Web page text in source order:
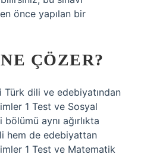
önce yapılan bir
ÇÖZER?
dili ve edebiyatından
1 Test ve Sosyal
aynı ağırlıkta
hem de edebiyattan
1 Test ve Matematik